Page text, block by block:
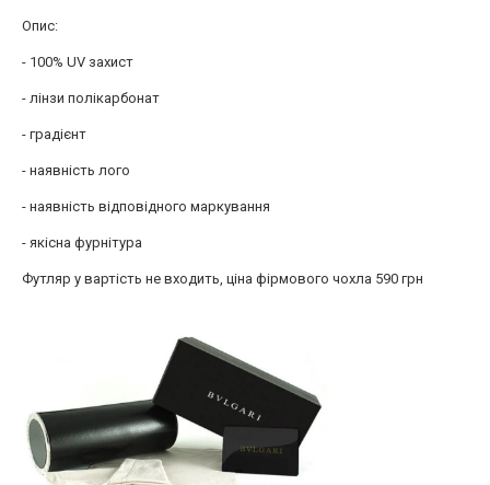
Опис:
- 100% UV захист
- лінзи полікарбонат
- градієнт
- наявність лого
- наявність відповідного маркування
- якісна фурнітура
Футляр у вартість не входить, ціна фірмового чохла 590 грн